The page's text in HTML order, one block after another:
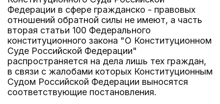
Федерации в сфере гражданско - правовых
отношений обратной силы не имеют, а часть
вторая статьи 100 Федерального
конституционного закона "О Конституционном
Суде Российской Федерации"
распространяется на дела лишь тех граждан,
в связи с жалобами которых Конституционным
Судом Российской Федерации выносятся
соответствующие постановления.